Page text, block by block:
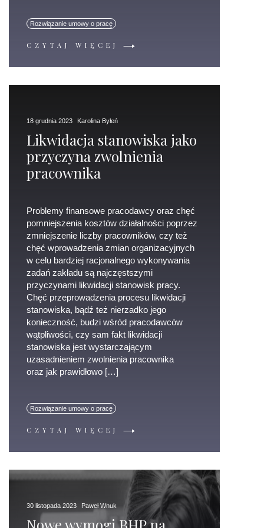
Rozwiązanie umowy o pracę
CZYTAJ WIĘCEJ
18 grudnia 2023 Karolina Byłeń
Likwidacja stanowiska jako
przyczyna zwolnienia
pracownika
Problemy finansowe pracodawcy oraz chęć
pomniejszenia kosztów działalności poprzez
zmniejszenie liczby pracowników, czy też
chęć wprowadzenia zmian organizacyjnych
w celu bardziej racjonalnego wykonywania
zadań zakładu są najczęstszymi
przyczynami likwidacji stanowisk pracy.
Chęć przeprowadzenia procesu likwidacji
stanowiska, bądź też nierzadko jego
konieczność, budzi wśród pracodawców
wątpliwości, czy sam fakt likwidacji
stanowiska jest wystarczającym
uzasadnieniem zwolnienia pracownika
oraz jak prawidłowo […]
Rozwiązanie umowy o pracę
CZYTAJ WIĘCEJ
30 listopada 2023 Paweł Wnuk